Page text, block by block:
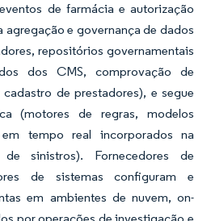
de farmácia e autorização
agregação e governança de dados
repositórios governamentais
dos CMS, comprovação de
de prestadores), e segue
(motores de regras, modelos
tempo real incorporados na
sinistros). Fornecedores de
de sistemas configuram e
em ambientes de nuvem, on-